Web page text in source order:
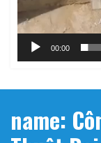
00:00
name: